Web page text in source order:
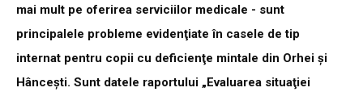
mai mult pe oferirea serviciilor medicale - sunt
principalele probleme evidenţiate în casele de tip
internat pentru copii cu deficienţe mintale din Orhei şi
Hânceşti. Sunt datele raportului „Evaluarea situaţiei